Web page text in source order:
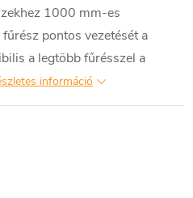
1000 mm-es
pontos vezetését a
a legtöbb fűrésszel a
információ